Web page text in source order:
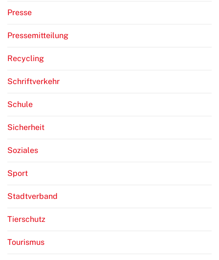
Presse
Pressemitteilung
Recycling
Schriftverkehr
Schule
Sicherheit
Soziales
Sport
Stadtverband
Tierschutz
Tourismus